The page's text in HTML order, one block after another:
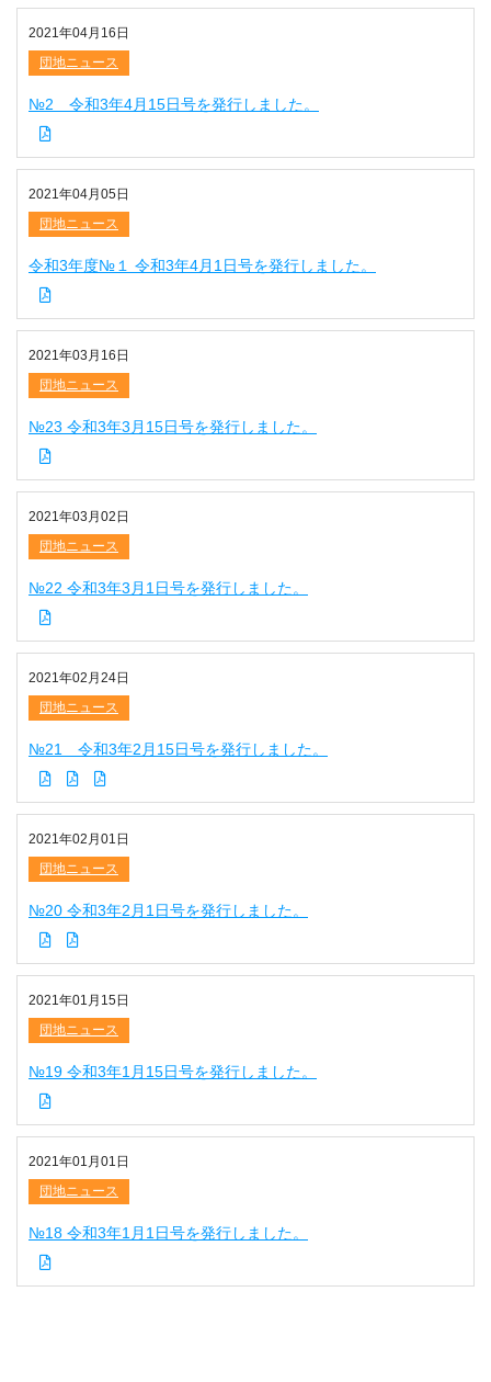
2021年04月16日
団地ニュース
№2 令和3年4月15日号を発行しました。
2021年04月05日
団地ニュース
令和3年度№１ 令和3年4月1日号を発行しました。
2021年03月16日
団地ニュース
№23 令和3年3月15日号を発行しました。
2021年03月02日
団地ニュース
№22 令和3年3月1日号を発行しました。
2021年02月24日
団地ニュース
№21 令和3年2月15日号を発行しました。
2021年02月01日
団地ニュース
№20 令和3年2月1日号を発行しました。
2021年01月15日
団地ニュース
№19 令和3年1月15日号を発行しました。
2021年01月01日
団地ニュース
№18 令和3年1月1日号を発行しました。